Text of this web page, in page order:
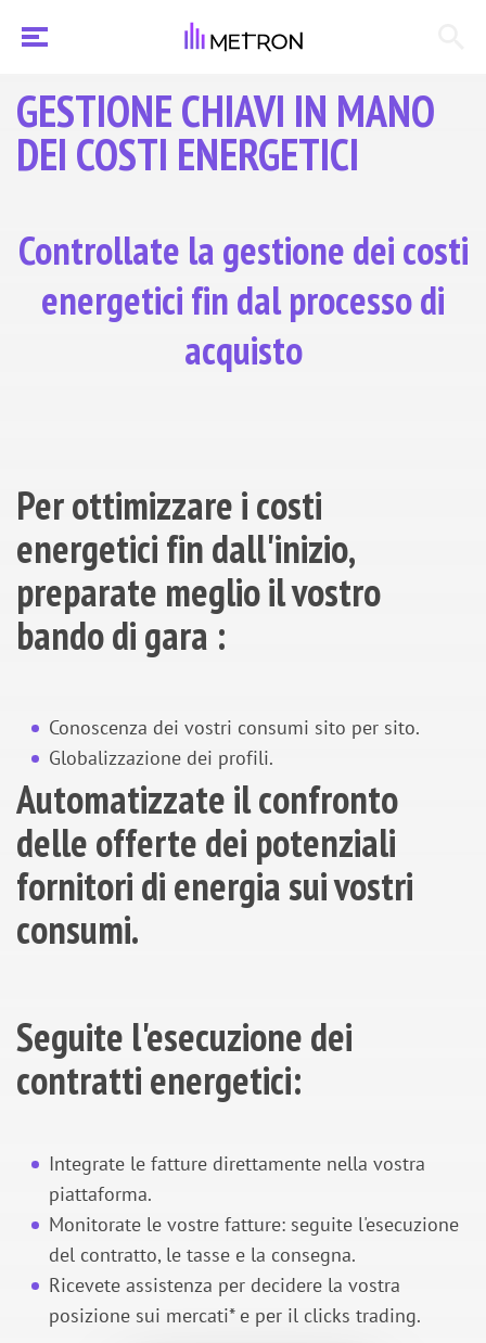
GESTIONE CHIAVI IN MANO
DEI COSTI ENERGETICI
Controllate la gestione dei costi
energetici fin dal processo di
acquisto
Per ottimizzare i costi
energetici fin dall'inizio,
preparate meglio il vostro
bando di gara :
Conoscenza dei vostri consumi sito per sito.
Globalizzazione dei profili.
Automatizzate il confronto
delle offerte dei potenziali
fornitori di energia sui vostri
consumi.
Seguite l'esecuzione dei
contratti energetici:
Integrate le fatture direttamente nella vostra
piattaforma.
Monitorate le vostre fatture: seguite l'esecuzione
del contratto, le tasse e la consegna.
Ricevete assistenza per decidere la vostra
posizione sui mercati* e per il clicks trading.